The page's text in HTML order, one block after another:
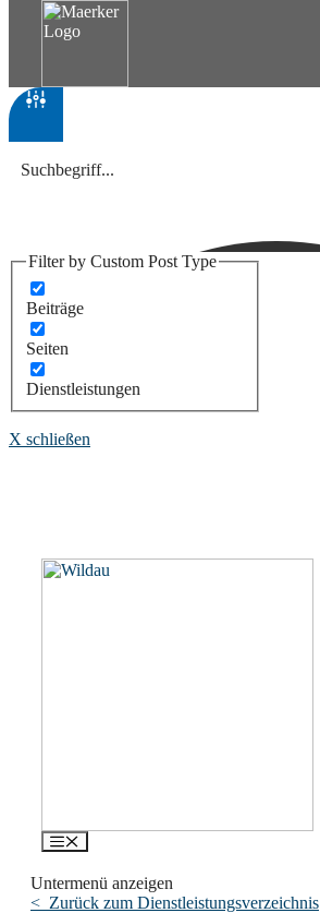
Filter by Custom Post Type
Beiträge
Seiten
Dienstleistungen
X schließen
Menü
Untermenü anzeigen
< Zurück zum Dienstleistungsverzeichnis